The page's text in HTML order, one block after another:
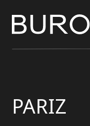
PARIZ